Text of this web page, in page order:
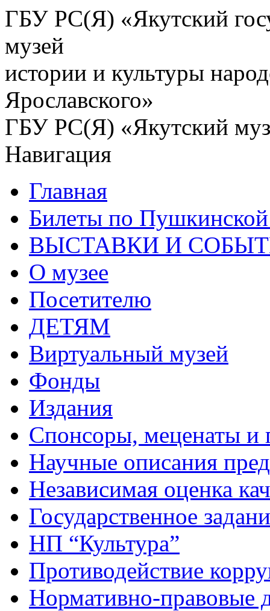
ГБУ РС(Я) «Якутский
музей
истории и культуры
Ярославского»
ГБУ РС(Я) «Якутский
Навигация
Главная
Билеты по Пушкинской
ВЫСТАВКИ И
О музее
Посетителю
ДЕТЯМ
Виртуальный музей
Фонды
Издания
Спонсоры, меценаты и
Научные описания
Независимая оценка
Государственное
НП “Культура”
Противодействие
Нормативно-правовые